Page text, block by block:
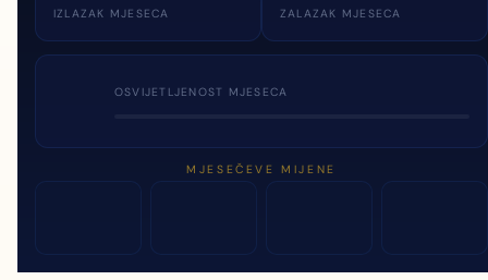
IZLAZAK MJESECA ZALAZAK MJESECA
OSVIJETLJENOST MJESECA
MJESEČEVE MIJENE